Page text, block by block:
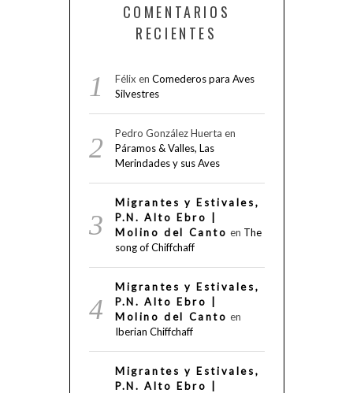
COMENTARIOS
RECIENTES
Félix en Comederos para Aves
Silvestres
Pedro González Huerta en
Páramos & Valles, Las
Merindades y sus Aves
Migrantes y Estivales,
P.N. Alto Ebro |
Molino del Canto en The
song of Chiffchaff
Migrantes y Estivales,
P.N. Alto Ebro |
Molino del Canto en
Iberian Chiffchaff
Migrantes y Estivales,
P.N. Alto Ebro |